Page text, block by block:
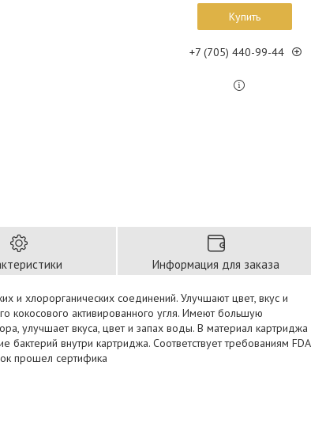
Купить
+7 (705) 440-99-44
Информация для заказа
и хлорорганических соединений. Улучшают цвет, вкус и
кокосового активированного угля. Имеют большую
улучшает вкуса, цвет и запах воды. В материал картриджа
внутри картриджа. Соответствует требованиям FDA
прошел сертифика